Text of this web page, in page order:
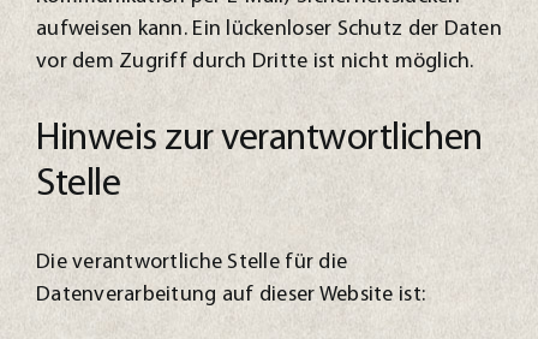
aufweisen kann. Ein lückenloser Schutz der Daten
vor dem Zugriff durch Dritte ist nicht möglich.
Hinweis zur verantwortlichen
Stelle
Die verantwortliche Stelle für die
Datenverarbeitung auf dieser Website ist: